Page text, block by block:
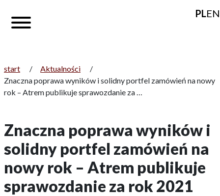
PLEN
start / Aktualności
/
Znaczna poprawa wyników i solidny portfel zamówień na nowy
rok – Atrem publikuje sprawozdanie za …
Znaczna poprawa wyników i
solidny portfel zamówień na
nowy rok – Atrem publikuje
sprawozdanie za rok 2021